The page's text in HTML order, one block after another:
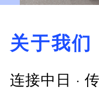
关于我们
连接中日 ·